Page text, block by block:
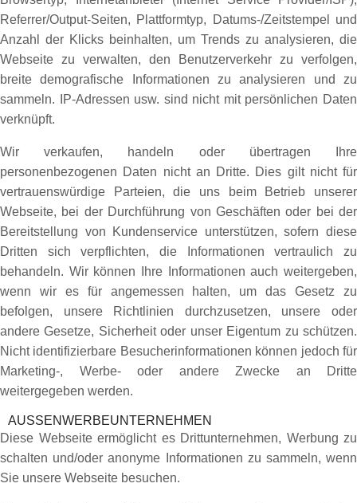
Referrer/Output-Seiten, Plattformtyp, Datums-/Zeitstempel und
Anzahl der Klicks beinhalten, um Trends zu analysieren, die
Webseite zu verwalten, den Benutzerverkehr zu verfolgen,
breite demografische Informationen zu analysieren und zu
sammeln. IP-Adressen usw. sind nicht mit persönlichen Daten
verknüpft.
Wir verkaufen, handeln oder übertragen Ihre
personenbezogenen Daten nicht an Dritte. Dies gilt nicht für
vertrauenswürdige Parteien, die uns beim Betrieb unserer
Webseite, bei der Durchführung von Geschäften oder bei der
Bereitstellung von Kundenservice unterstützen, sofern diese
Dritten sich verpflichten, die Informationen vertraulich zu
behandeln. Wir können Ihre Informationen auch weitergeben,
wenn wir es für angemessen halten, um das Gesetz zu
befolgen, unsere Richtlinien durchzusetzen, unsere oder
andere Gesetze, Sicherheit oder unser Eigentum zu schützen.
Nicht identifizierbare Besucherinformationen können jedoch für
Marketing-, Werbe- oder andere Zwecke an Dritte
weitergegeben werden.
AUSSENWERBEUNTERNEHMEN
Diese Webseite ermöglicht es Drittunternehmen, Werbung zu
schalten und/oder anonyme Informationen zu sammeln, wenn
Sie unsere Webseite besuchen.